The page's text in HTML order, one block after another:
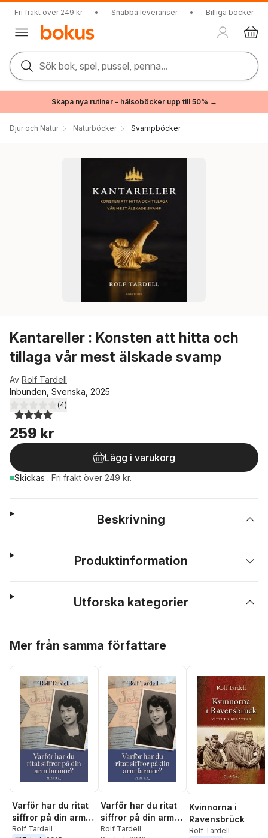
Fri frakt över 249 kr • Snabba leveranser • Billiga böcker
Sök bok, spel, pussel, penna...
Skapa nya rutiner – hälsoböcker upp till 50% →
Djur och Natur Naturböcker Svampböcker
Kantareller : Konsten att hitta och
tillaga vår mest älskade svamp
Av Rolf Tardell
Inbunden, Svenska, 2025
4,0utav 5 stjärnor. Totalt antal röster:
(4)
259 kr
Lägg i varukorg
Skickas . Fri frakt över 249 kr.
Beskrivning
Produktinformation
Utforska kategorier
Mer från samma författare
Varför har du ritat
siffror på din arm
farmor?
Rolf Tardell
Varför har du ritat
siffror på din arm
farmor?
Rolf Tardell
Kvinnorna i
Ravensbrück
Rolf Tardell